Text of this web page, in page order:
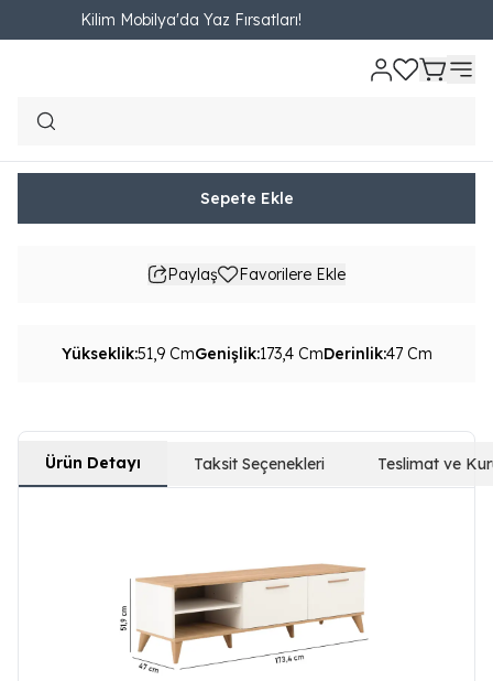
Kilim Mobilya'da Yaz Fırsatları!
Ana Sayfa Online Özel TV Üniteleri OTURMA ODASI
₺ 7,825.00
Sepete Ekle
Paylaş Favorilere Ekle
Yükseklik:51,9 CmGenişlik:173,4 CmDerinlik:47 Cm
Ürün Detayı Taksit Seçenekleri Teslimat ve